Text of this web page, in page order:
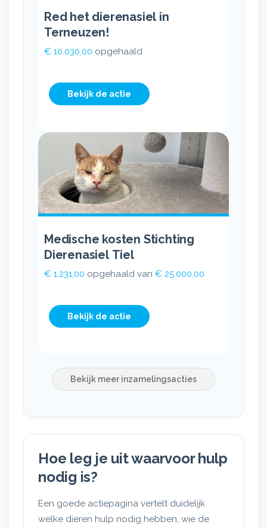
Red het dierenasiel in
Terneuzen!
€ 10.030,00 opgehaald
Bekijk de actie
Medische kosten Stichting
Dierenasiel Tiel
€ 1.231,00 opgehaald van € 25.000,00
Bekijk de actie
Bekijk meer inzamelingsacties
Hoe leg je uit waarvoor hulp
nodig is?
Een goede actiepagina vertelt duidelijk
welke dieren hulp nodig hebben, wie de